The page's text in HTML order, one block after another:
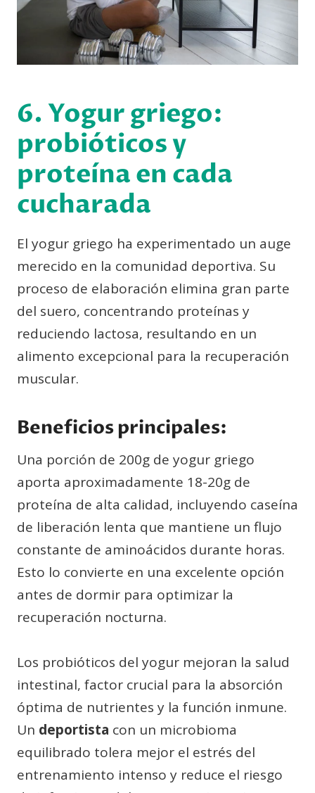
6. Yogur griego:
probióticos y
proteína en cada
cucharada
El yogur griego ha experimentado un auge
merecido en la comunidad deportiva. Su
proceso de elaboración elimina gran parte
del suero, concentrando proteínas y
reduciendo lactosa, resultando en un
alimento excepcional para la recuperación
muscular.
Beneficios principales:
Una porción de 200g de yogur griego
aporta aproximadamente 18-20g de
proteína de alta calidad, incluyendo caseína
de liberación lenta que mantiene un flujo
constante de aminoácidos durante horas.
Esto lo convierte en una excelente opción
antes de dormir para optimizar la
recuperación nocturna.
Los probióticos del yogur mejoran la salud
intestinal, factor crucial para la absorción
óptima de nutrientes y la función inmune.
Un deportista con un microbioma
equilibrado tolera mejor el estrés del
entrenamiento intenso y reduce el riesgo